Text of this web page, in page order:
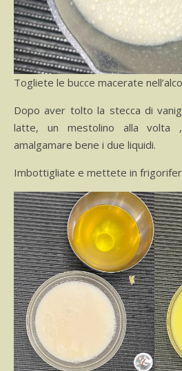
Togliete le bucce macerate
Dopo aver tolto la stecca di
latte, un mestolino alla volta
amalgamare bene i due liquidi.
Imbottigliate e mettete in